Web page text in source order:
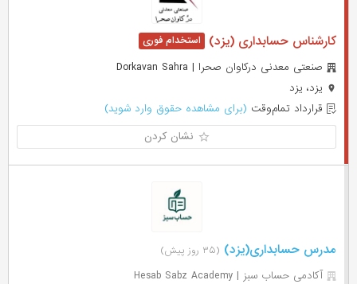
کارشناس حسابداری (یزد)
صنعتی معدنی درکاوان صحرا | Dorkavan Sahra
یزد، یزد
قرارداد تمام‌وقت (برای مشاهده حقوق وارد شوید)
نشان کردن
مدرس حسابداری(یزد) (۳۵ روز پیش)
آکادمی حساب سبز | Hesab Sabz Academy